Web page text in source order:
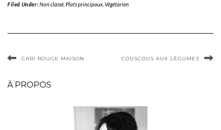
Filed Under:Non classé, Plats principaux, Végétarien
CARI ROUGE MAISON COUSCOUS AUX LÉGUMES
À PROPOS